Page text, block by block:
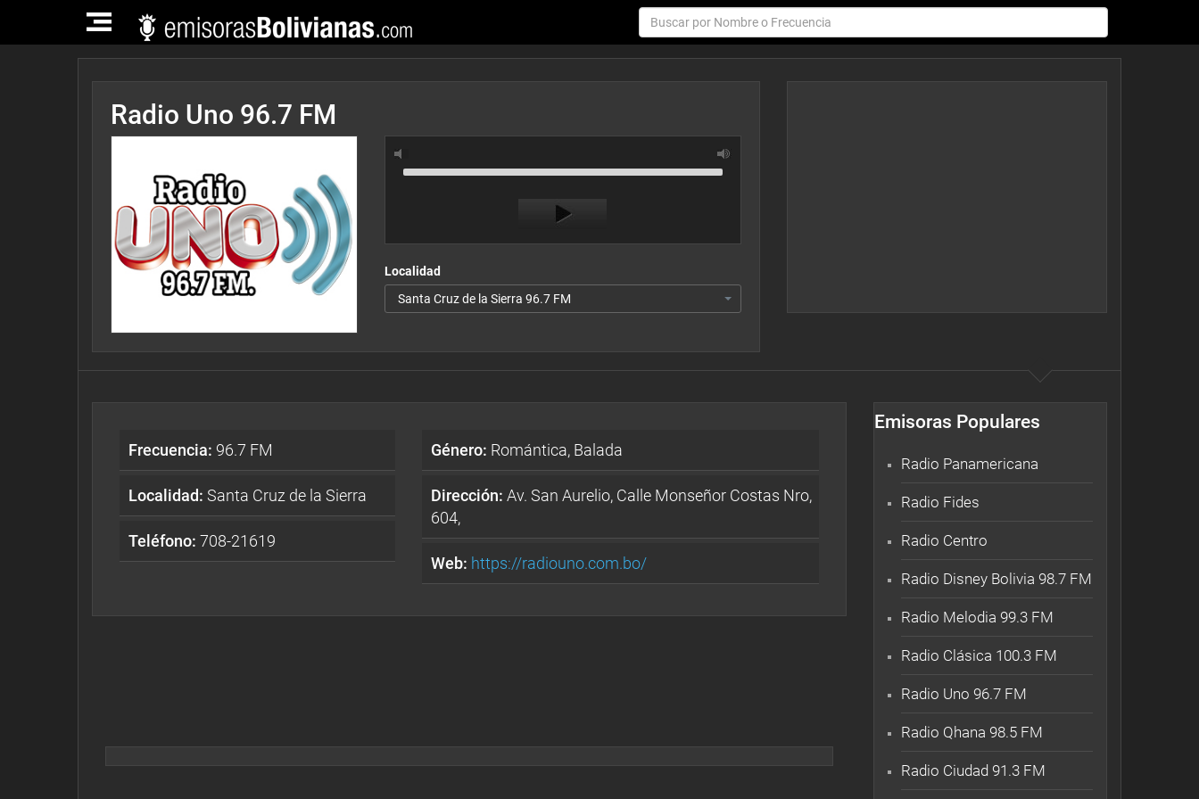
TOGGLE
NAVIGATION
Radio Uno 96.7 FM
Audio
Up/Down
or
decrease
volume.
Localidad
Santa Cruz de la Sierra 96.7 FM
Frecuencia: 96.7 FM
Localidad: Santa Cruz de la Sierra
Teléfono: 708-21619
Género: Romántica, Balada
Dirección: Av. San Aurelio, Calle Monseñor Costas Nro,
604,
Web: https://radiouno.com.bo/
Emisoras Populares
Radio Panamericana
Radio Fides
Radio Centro
Radio Disney Bolivia 98.7 FM
Radio Melodia 99.3 FM
Radio Clásica 100.3 FM
Radio Uno 96.7 FM
Radio Qhana 98.5 FM
Radio Ciudad 91.3 FM